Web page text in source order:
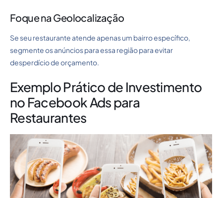
Foque na Geolocalização
Se seu restaurante atende apenas um bairro específico,
segmente os anúncios para essa região para evitar
desperdício de orçamento.
Exemplo Prático de Investimento
no Facebook Ads para
Restaurantes